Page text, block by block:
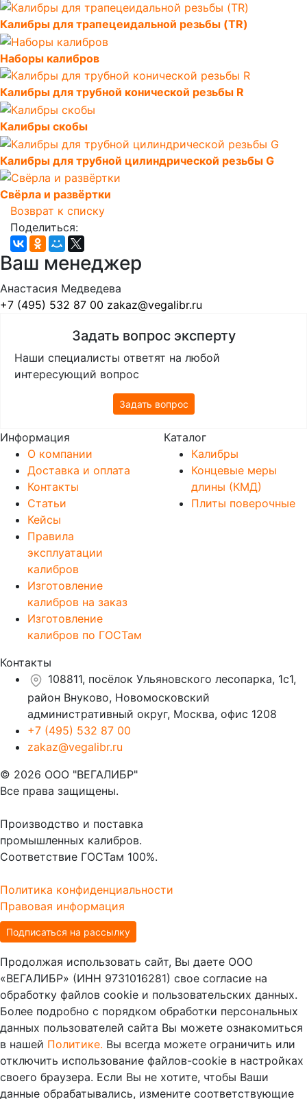
Калибры для трапецеидальной резьбы (TR)
Наборы калибров
Калибры для трубной конической резьбы R
Калибры скобы
Калибры для трубной цилиндрической резьбы G
Свёрла и развёртки
Возврат к списку
Поделиться:
Ваш менеджер
Анастасия Медведева
+7 (495) 532 87 00 zakaz@vegalibr.ru
Задать вопрос эксперту
Наши специалисты ответят на любой
интересующий вопрос
Задать вопрос
Информация
О компании
Доставка и оплата
Контакты
Статьи
Кейсы
Правила
эксплуатации
калибров
Изготовление
калибров на заказ
Изготовление
калибров по ГОСТам
Каталог
Калибры
Концевые меры
длины (КМД)
Плиты поверочные
Контакты
108811, посёлок Ульяновского лесопарка, 1с1,
район Внуково, Новомосковский
административный округ, Москва, офис 1208
+7 (495) 532 87 00
zakaz@vegalibr.ru
© 2026 ООО "ВЕГАЛИБР"
Все права защищены.
Производство и поставка
промышленных калибров.
Соответствие ГОСТам 100%.
Политика конфиденциальности
Правовая информация
Подписаться на рассылку
Продолжая использовать сайт, Вы даете ООО
«ВЕГАЛИБР» (ИНН 9731016281) свое согласие на
обработку файлов cookie и пользовательских данных.
Более подробно с порядком обработки персональных
данных пользователей сайта Вы можете ознакомиться
в нашей Политике. Вы всегда можете ограничить или
отключить использование файлов-cookie в настройках
своего браузера. Если Вы не хотите, чтобы Ваши
данные обрабатывались, измените соответствующие